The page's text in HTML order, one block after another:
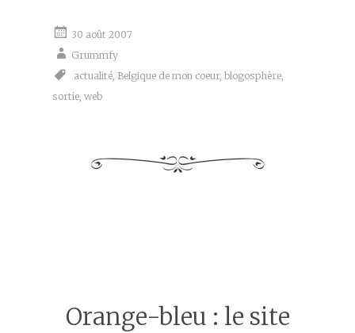
30 août 2007
Grummfy
actualité, Belgique de mon coeur, blogosphère,
sortie, web
Orange-bleu : le site